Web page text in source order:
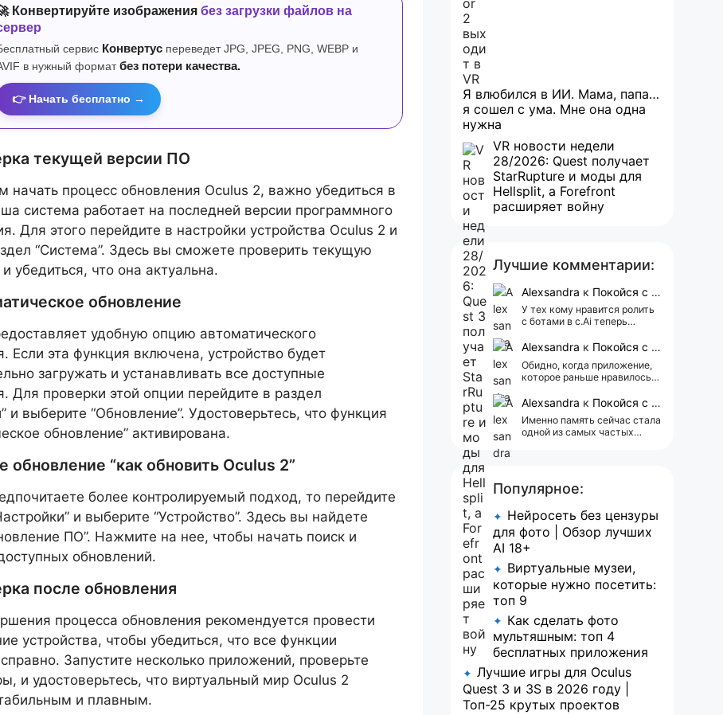
Конвертируйте изображения без загрузки файлов на
сервис Конвертус переведет JPG, JPEG, PNG, WEBP и
в нужный формат без потери качества.
👉 Начать бесплатно →
текущей версии ПО
начать процесс обновления Oculus 2, важно убедиться в
система работает на последней версии программного
Для этого перейдите в настройки устройства Oculus 2 и
“Система”. Здесь вы сможете проверить текущую
убедиться, что она актуальна.
обновление
удобную опцию автоматического
Если эта функция включена, устройство будет
загружать и устанавливать все доступные
Для проверки этой опции перейдите в раздел
и выберите “Обновление”. Удостоверьтесь, что функция
обновление” активирована.
обновление “как обновить Oculus 2”
более контролируемый подход, то перейдите
и выберите “Устройство”. Здесь вы найдете
ПО”. Нажмите на нее, чтобы начать поиск и
обновлений.
после обновления
процесса обновления рекомендуется провести
устройства, чтобы убедиться, что все функции
Запустите несколько приложений, проверьте
и удостоверьтесь, что виртуальный мир Oculus 2
и плавным.
Я влюбился в ИИ. Мама, папа…
я сошел с ума. Мне она одна
нужна
VR новости недели
28/2026: Quest получает
StarRupture и моды для
Hellsplit, а Forefront
расширяет войну
Лучшие комментарии:
Alexsandra к Покойся с миром, Character.AI. Тебя убили собственные разработчики
У тех кому нравится ролить
с ботами в c.Ai теперь
АААААА 😁 ХВАТИТ 🤯😖😵‍💫
Alexsandra к Покойся с миром, Character.AI. Тебя убили собственные разработчики
Обидно, когда приложение,
которое раньше нравилось, а
реклама 😢
Alexsandra к Покойся с миром, Character.AI. Тебя убили собственные разработчики
Именно память сейчас стала
одной из самых частых
Популярное:
✦ Нейросеть без цензуры
для фото | Обзор лучших
AI 18+
✦ Виртуальные музеи,
которые нужно посетить:
топ 9
✦ Как сделать фото
мультяшным: топ 4
бесплатных приложения
✦ Лучшие игры для Oculus
Quest 3 и 3S в 2026 году |
Топ-25 крутых проектов